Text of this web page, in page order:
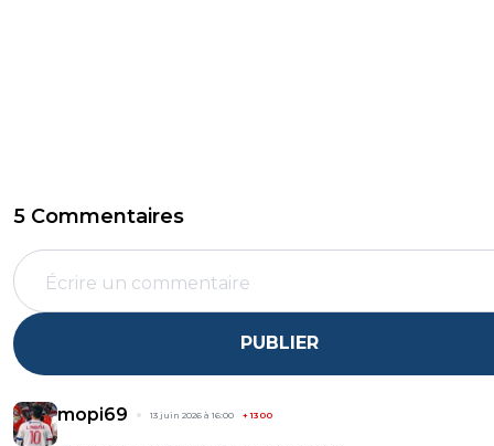
5 Commentaires
PUBLIER
mopi69 13 juin 2026 à 16:00 +1300